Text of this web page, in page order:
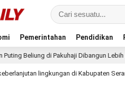
Pemerintahan Pendidikan
Beliung di Pakuhaji Dibangun Lebih Luas,
lingkungan di Kabupaten